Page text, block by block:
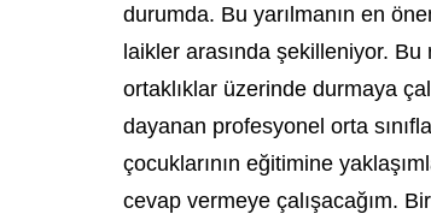
durumda. Bu yarılmanın en
laikler arasında şekilleniyor. Bu
ortaklıklar üzerinde durmaya
dayanan profesyonel orta
çocuklarının eğitimine
cevap vermeye çalışacağım.